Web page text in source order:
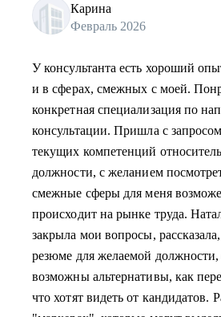
Карина
Февраль 2026
У консультанта есть хороший
и в сферах, смежных с моей.
конкретная специализация по
консультации. Пришла с
текущих компетенций
должности, с желанием
смежные сферы для меня
происходит на рынке труда.
закрыла мои вопросы,
резюме для желаемой должности,
возможны альтернативы, как
что хотят видеть от кандидатов.